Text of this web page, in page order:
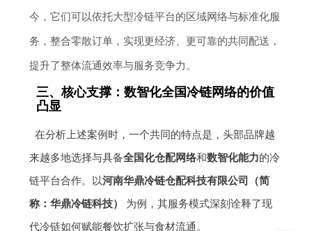
今，它们可以依托大型冷链平台的区域网络与标准化服
务，整合零散订单，实现更经济、更可靠的共同配送，
提升了整体流通效率与服务竞争力。
三、核心支撑：数智化全国冷链网络的价值
凸显
在分析上述案例时，一个共同的特点是，头部品牌越
来越多地选择与具备全国化仓配网络和数智化能力的冷
链平台合作。以河南华鼎冷链仓配科技有限公司（简
称：华鼎冷链科技）
为例，其服务模式深刻诠释了现
代冷链如何赋能餐饮扩张与食材流通。